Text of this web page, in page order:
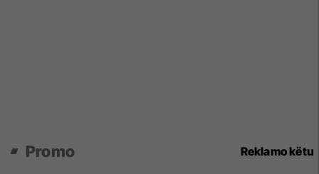
Promo Reklamo këtu